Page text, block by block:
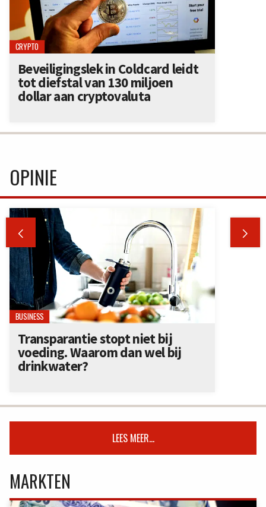
CRYPTO
Beveiligingslek in Coldcard leidt
tot diefstal van 130 miljoen
dollar aan cryptovaluta
OPINIE
 
BUSINESS
Transparantie stopt niet bij
voeding. Waarom dan wel bij
drinkwater?
LEES MEER...
MARKTEN